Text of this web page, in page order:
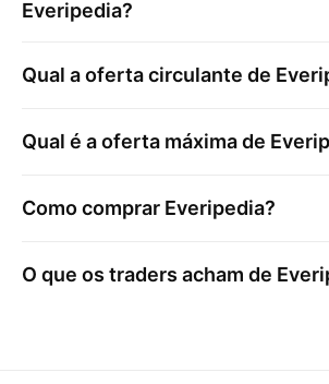
Everipedia?
Qual a oferta circulante de
Qual é a oferta máxima de
Como comprar Everipedia?
O que os traders acham de